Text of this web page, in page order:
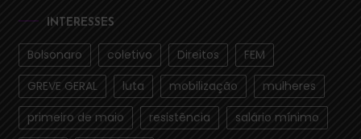
INTERESSES
Bolsonaro coletivo Direitos
FEM
GREVE GERAL
luta mobilização
mulheres
primeiro de maio
resistência
salário mínimo